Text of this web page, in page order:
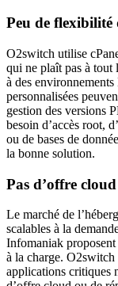
Peu de flexibilité
O2switch utilise
qui ne plaît pas à tout
à des
personnalisées
gestion des versions
besoin d’accès root,
ou de bases de
la bonne solution.
Pas d’offre
Le marché de
scalables à la
Infomaniak proposent
à la charge. O2switch
applications critiques